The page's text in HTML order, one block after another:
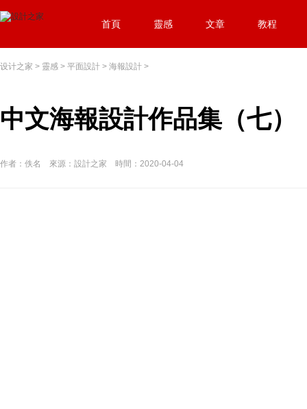
首頁 靈感 文章 教程
设计之家 > 靈感 > 平面設計 > 海報設計 >
中文海報設計作品集（七）
作者：佚名 來源：設計之家 時間：2020-04-04